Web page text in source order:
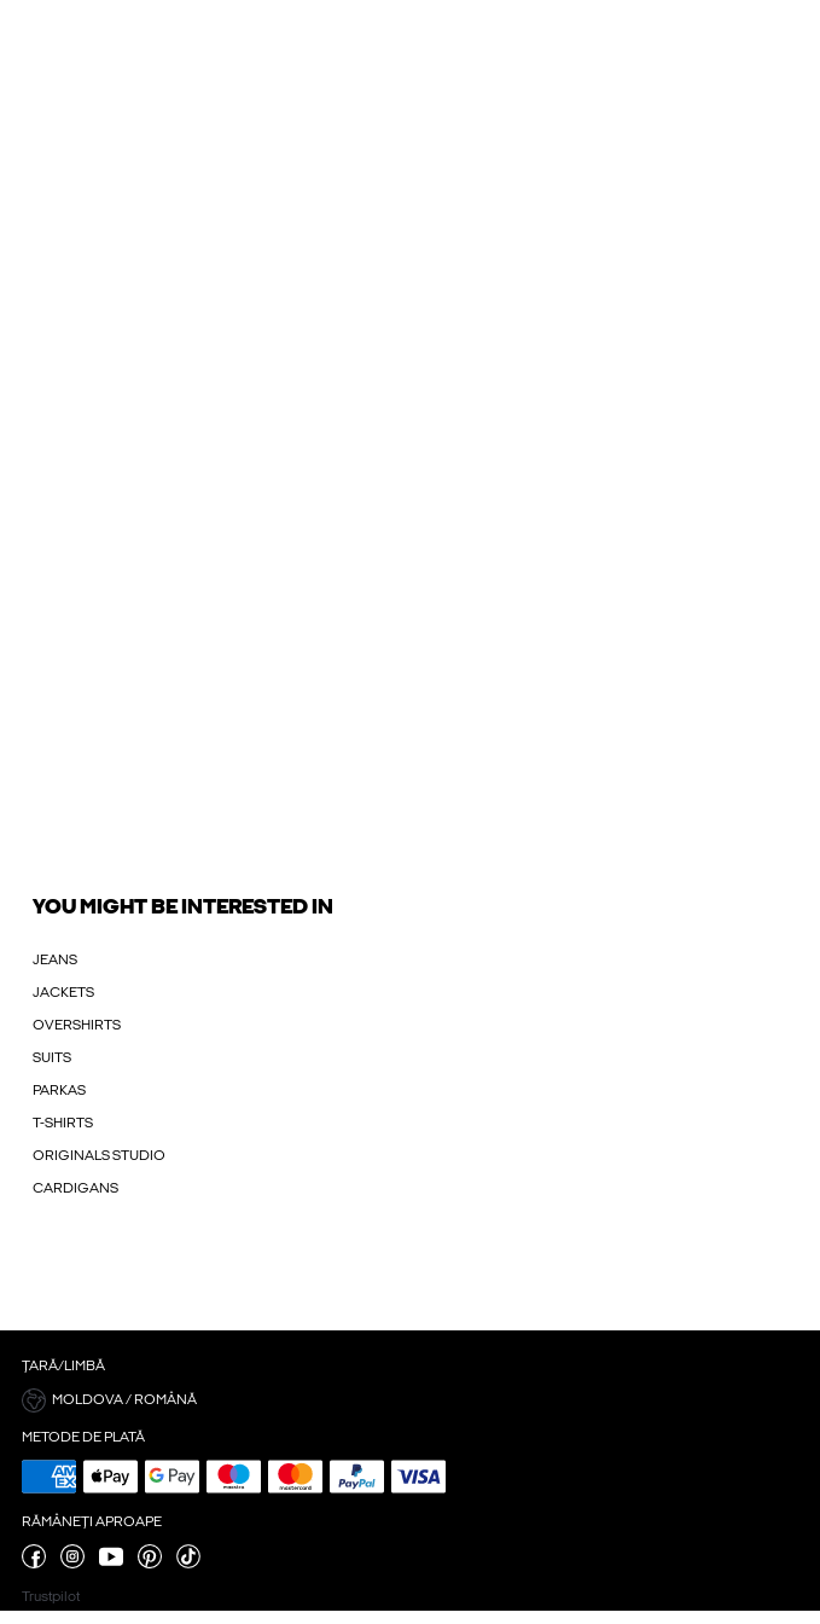
YOU MIGHT BE INTERESTED IN
JEANS
JACKETS
OVERSHIRTS
SUITS
PARKAS
T-SHIRTS
ORIGINALS STUDIO
CARDIGANS
ȚARĂ/LIMBĂ
MOLDOVA / ROMÂNĂ
METODE DE PLATĂ
RĂMÂNEȚI APROAPE
Trustpilot